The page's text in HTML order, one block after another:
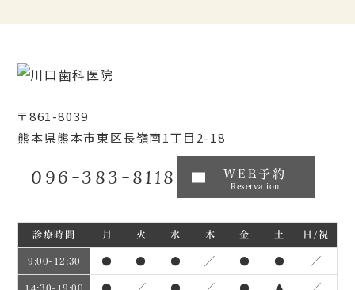
〒861-8039
熊本県熊本市東区長嶺南1丁目2-18
096-383-8118 WEB予約
Reservation
診療時間 月 火 水 木 金 土 日/祝
9:00~12:30 ● ● ● ／ ● ● ／
14:30~19:00